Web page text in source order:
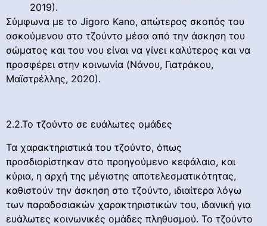
2019).
Σύμφωνα με το Jigoro Kano, απώτερος σκοπός του
ασκούμενου στο τζούντο μέσα από την άσκηση του
σώματος και του νου είναι να γίνει καλύτερος και να
προσφέρει στην κοινωνία (Νάνου, Γιατράκου,
Μαϊστρέλλης, 2020).
2.2.Το τζούντο σε ευάλωτες ομάδες
Τα χαρακτηριστικά του τζούντο, όπως
προσδιορίστηκαν στο προηγούμενο κεφάλαιο, και
κύρια, η αρχή της μέγιστης αποτελεσματικότητας,
καθιστούν την άσκηση στο τζούντο, ιδιαίτερα λόγω
των παραδοσιακών χαρακτηριστικών του, ιδανική για
ευάλωτες κοινωνικές ομάδες πληθυσμού. Το τζούντο